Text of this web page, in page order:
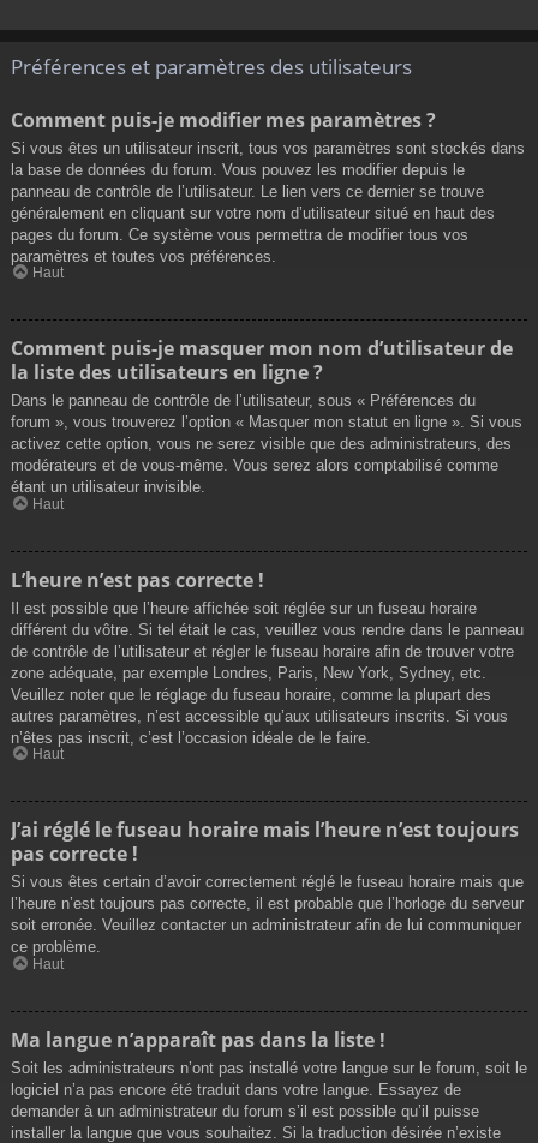
Préférences et paramètres des utilisateurs
Comment puis-je modifier mes paramètres ?
Si vous êtes un utilisateur inscrit, tous vos paramètres sont stockés dans
la base de données du forum. Vous pouvez les modifier depuis le
panneau de contrôle de l’utilisateur. Le lien vers ce dernier se trouve
généralement en cliquant sur votre nom d’utilisateur situé en haut des
pages du forum. Ce système vous permettra de modifier tous vos
paramètres et toutes vos préférences.
Haut
Comment puis-je masquer mon nom d’utilisateur de
la liste des utilisateurs en ligne ?
Dans le panneau de contrôle de l’utilisateur, sous « Préférences du
forum », vous trouverez l’option « Masquer mon statut en ligne ». Si vous
activez cette option, vous ne serez visible que des administrateurs, des
modérateurs et de vous-même. Vous serez alors comptabilisé comme
étant un utilisateur invisible.
Haut
L’heure n’est pas correcte !
Il est possible que l’heure affichée soit réglée sur un fuseau horaire
différent du vôtre. Si tel était le cas, veuillez vous rendre dans le panneau
de contrôle de l’utilisateur et régler le fuseau horaire afin de trouver votre
zone adéquate, par exemple Londres, Paris, New York, Sydney, etc.
Veuillez noter que le réglage du fuseau horaire, comme la plupart des
autres paramètres, n’est accessible qu’aux utilisateurs inscrits. Si vous
n’êtes pas inscrit, c’est l’occasion idéale de le faire.
Haut
J’ai réglé le fuseau horaire mais l’heure n’est toujours
pas correcte !
Si vous êtes certain d’avoir correctement réglé le fuseau horaire mais que
l’heure n’est toujours pas correcte, il est probable que l’horloge du serveur
soit erronée. Veuillez contacter un administrateur afin de lui communiquer
ce problème.
Haut
Ma langue n’apparaît pas dans la liste !
Soit les administrateurs n’ont pas installé votre langue sur le forum, soit le
logiciel n’a pas encore été traduit dans votre langue. Essayez de
demander à un administrateur du forum s’il est possible qu’il puisse
installer la langue que vous souhaitez. Si la traduction désirée n’existe